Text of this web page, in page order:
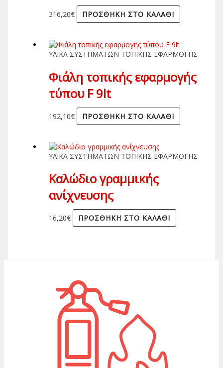
316,20€ ΠΡΟΣΘΉΚΗ ΣΤΟ ΚΑΛΆΘΙ
ΥΛΙΚΑ ΣΥΣΤΗΜΑΤΩΝ ΤΟΠΙΚΗΣ ΕΦΑΡΜΟΓΗΣ
Φιάλη τοπικής εφαρμογής
τύπου F 9lt
192,10€ ΠΡΟΣΘΉΚΗ ΣΤΟ ΚΑΛΆΘΙ
ΥΛΙΚΑ ΣΥΣΤΗΜΑΤΩΝ ΤΟΠΙΚΗΣ ΕΦΑΡΜΟΓΗΣ
Καλώδιο γραμμικής
ανίχνευσης
16,20€ ΠΡΟΣΘΉΚΗ ΣΤΟ ΚΑΛΆΘΙ